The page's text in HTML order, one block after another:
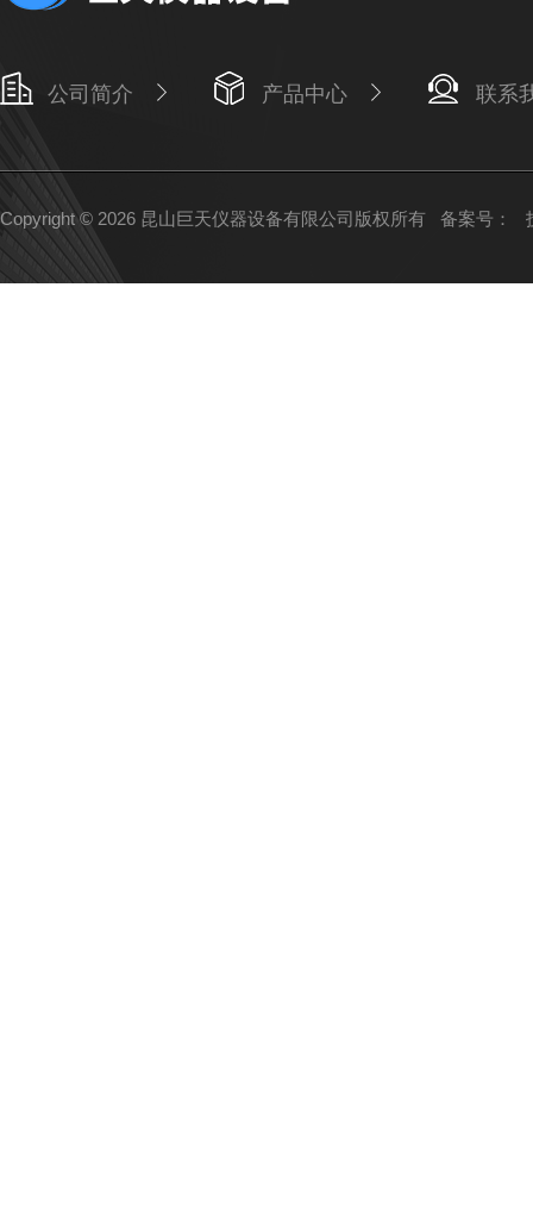
公司简介 产品中心 联系
Copyright © 2026 昆山巨天仪器设备有限公司版权所有 备案号：